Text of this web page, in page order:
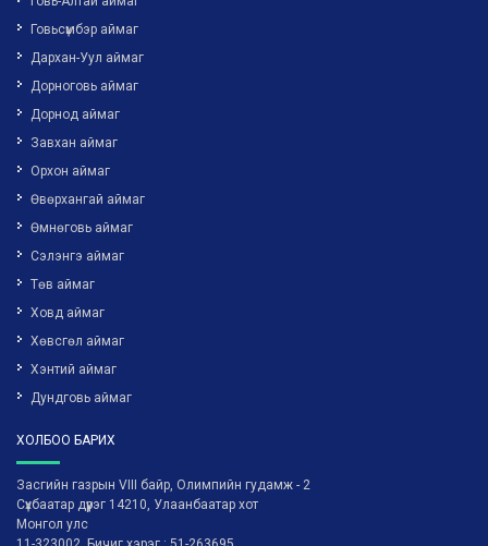
Говьсүмбэр аймаг
Дархан-Уул аймаг
Дорноговь аймаг
Дорнод аймаг
Завхан аймаг
Орхон аймаг
Өвөрхангай аймаг
Өмнөговь аймаг
Сэлэнгэ аймаг
Төв аймаг
Ховд аймаг
Хөвсгөл аймаг
Хэнтий аймаг
Дундговь аймаг
ХОЛБОО БАРИХ
Засгийн газрын VIII байр, Олимпийн гудамж - 2
Сүхбаатар дүүрэг 14210, Улаанбаатар хот
Монгол улс